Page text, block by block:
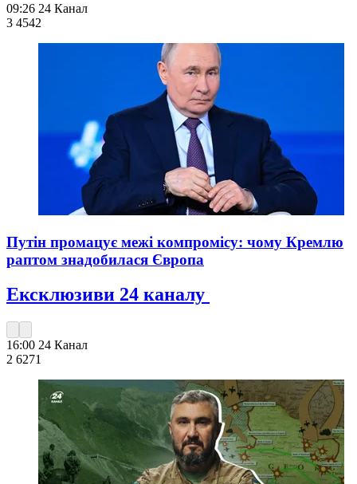
09:26 24 Канал
3 4542
Путін промацує межі компромісу: чому Кремлю
раптом знадобилася Європа
Ексклюзиви 24 каналу
16:00 24 Канал
2 6271